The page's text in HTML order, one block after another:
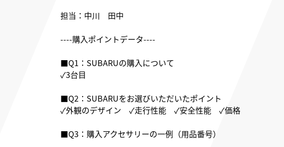
担当：中川 田中
----購入ポイントデータ----
■Q1：SUBARUの購入について
✓3台目
■Q2：SUBARUをお選びいただいたポイント
✓外観のデザイン ✓走行性能 ✓安全性能 ✓価格
■Q3：購入アクセサリーの一例（用品番号）